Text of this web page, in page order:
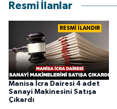
Resmi İlanlar
RESMİ İLANDIR
Manisa İcra Dairesi 4 adet
Sanayi Makinesini Satışa
Çıkardı